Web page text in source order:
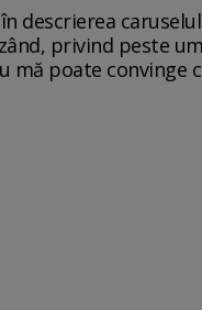
descrierea
privind peste
poate convinge